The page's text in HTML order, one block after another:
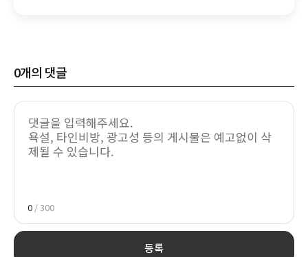
0개의 댓글
0 / 300
등록